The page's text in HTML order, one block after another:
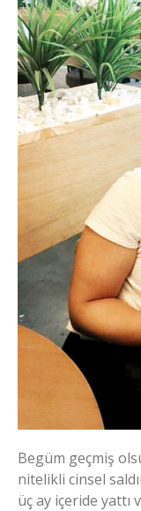
Begüm geçmiş
nitelikli cinsel
üç ay içeride